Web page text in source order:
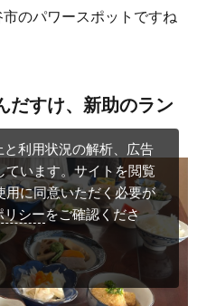
のパワースポットですね
だすけ、新助のラン
利用状況の解析、広告
ています。サイトを閲覧
用に同意いただく必要が
リシーをご確認くださ